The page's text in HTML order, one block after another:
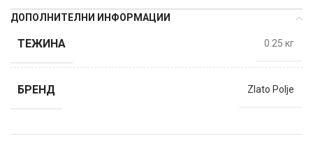
ДОПОЛНИТЕЛНИ ИНФОРМАЦИИ
ТЕЖИНА 0.25 кг
БРЕНД Zlato Polje